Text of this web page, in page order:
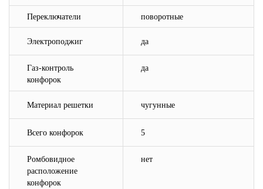
Переключатели поворотные
Электроподжиг да
Газ-контроль
конфорок
да
Материал решетки чугунные
Всего конфорок 5
Ромбовидное
расположение
конфорок
нет